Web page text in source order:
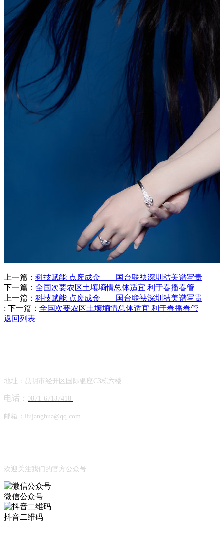
上一篇： 科技赋能 点废成金——国台联袂深圳秸美谱写贵
下一篇： 全国次要农区土壤墒情总体适宜 利于春播春管
上一篇： 科技赋能 点废成金——国台联袂深圳秸美谱写贵
: 下一篇： 全国次要农区土壤墒情总体适宜 利于春播春管
返回列表
地址：昆明市经开区国际银座C3栋六楼
电话： 0871-67187418
邮箱： liujanghua@qq.com
欢迎关注我们的官方公众号
微信公众号
抖音二维码